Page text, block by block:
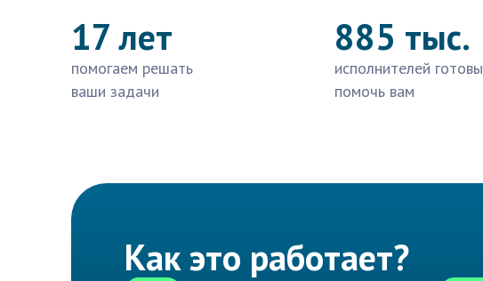
17 лет
помогаем решать
ваши задачи
885 тыс.
исполнителей готовы
помочь вам
Как это работает?